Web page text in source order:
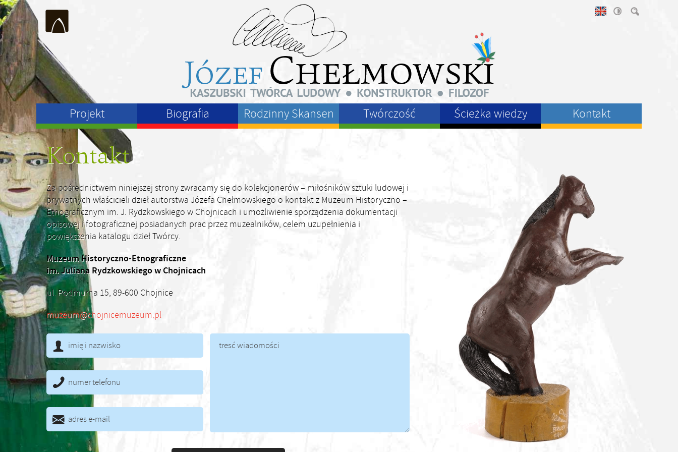
Projekt Biografia Rodzinny Skansen Twórczość Ścieżka wiedzy Kontakt
Kontakt
Za pośrednictwem niniejszej strony zwracamy się do kolekcjonerów – miłośników sztuki ludowej i
prywatnych właścicieli dzieł autorstwa Józefa Chełmowskiego o kontakt z Muzeum Historyczno –
Etnograficznym im. J. Rydzkowskiego w Chojnicach i umożliwienie sporządzenia dokumentacji
opisowej i fotograficznej posiadanych prac przez muzealników, celem uzupełnienia i
powiększenia katalogu dzieł Twórcy.
Muzeum Historyczno-Etnograficzne
im. Juliana Rydzkowskiego w Chojnicach
ul. Podmurna 15, 89-600 Chojnice
muzeum@chojnicemuzeum.pl